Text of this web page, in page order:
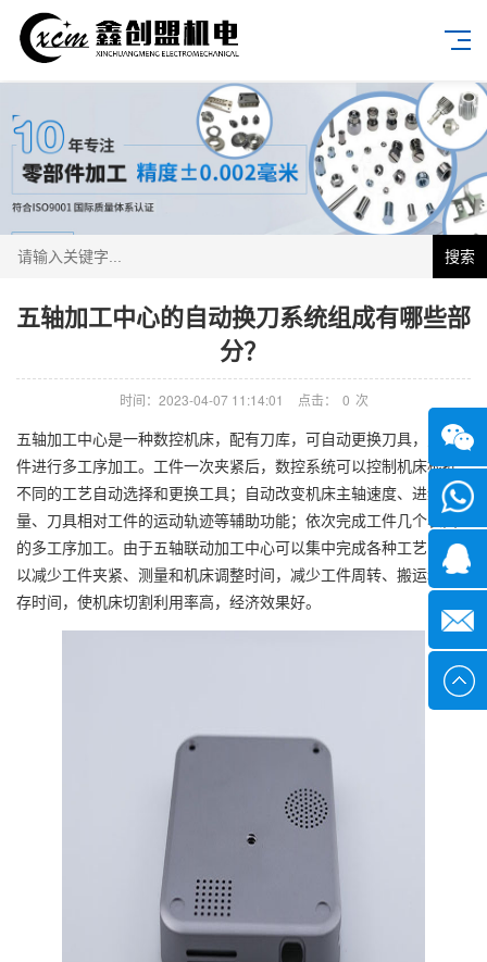
搜索
五轴加工中心的自动换刀系统组成有哪些部
分？
时间：2023-04-07 11:14:01 点击： 0 次
五轴加工中心是一种数控机床，配有刀库，可自动更换刀具，对工
件进行多工序加工。工件一次夹紧后，数控系统可以控制机床根据
不同的工艺自动选择和更换工具；自动改变机床主轴速度、进给
量、刀具相对工件的运动轨迹等辅助功能；依次完成工件几个表面
的多工序加工。由于五轴联动加工中心可以集中完成各种工艺，可
以减少工件夹紧、测量和机床调整时间，减少工件周转、搬运和储
存时间，使机床切割利用率高，经济效果好。
微信